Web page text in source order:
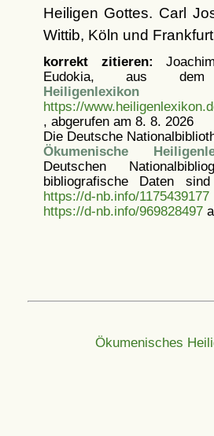
Heiligen Gottes. Carl
Wittib, Köln und
korrekt zitieren:
Eudokia, aus
Heiligenlexikon
https://
, abgerufen am 8. 8. 2026
Die Deutsche
Ökumenische
Deutschen
bibliografische Daten
https://d-nb.info/1175439177
https://d-nb.info/969828497
Ökumenisches